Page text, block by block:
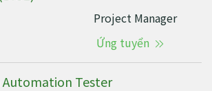
Project Manager
Ứng tuyển
Tester